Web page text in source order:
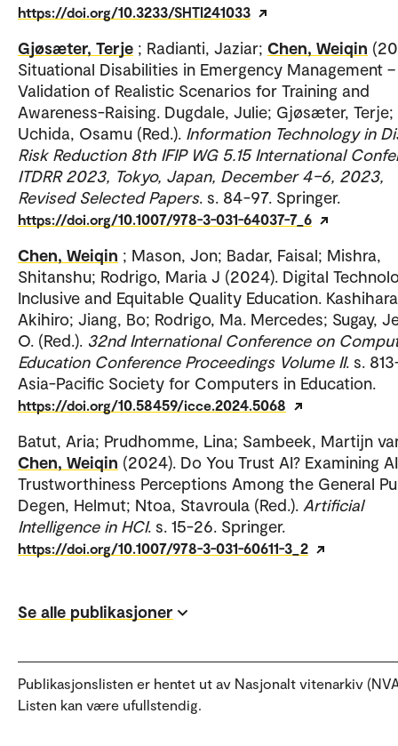
https://doi.org/10.3233/SHTI241033
Gjøsæter, Terje ; Radianti, Jaziar; Chen, Weiqin
Situational Disabilities in Emergency Management –
Validation of Realistic Scenarios for Training and
Awareness-Raising. Dugdale, Julie; Gjøsæter, Terje;
Uchida, Osamu (Red.). Information Technology in
Risk Reduction 8th IFIP WG 5.15 International
ITDRR 2023, Tokyo, Japan, December 4–6, 2023,
Revised Selected Papers. s. 84-97. Springer.
https://doi.org/10.1007/978-3-031-64037-7_6
Chen, Weiqin ; Mason, Jon; Badar, Faisal; Mishra,
Shitanshu; Rodrigo, Maria J (2024). Digital
Inclusive and Equitable Quality Education.
Akihiro; Jiang, Bo; Rodrigo, Ma. Mercedes; Sugay,
O. (Red.). 32nd International Conference on
Education Conference Proceedings Volume II. s.
Asia-Pacific Society for Computers in Education.
https://doi.org/10.58459/icce.2024.5068
Batut, Aria; Prudhomme, Lina; Sambeek, Martijn
Chen, Weiqin (2024). Do You Trust AI? Examining AI
Trustworthiness Perceptions Among the General
Degen, Helmut; Ntoa, Stavroula (Red.). Artificial
Intelligence in HCI. s. 15-26. Springer.
https://doi.org/10.1007/978-3-031-60611-3_2
Se alle publikasjoner
Publikasjonslisten er hentet ut av Nasjonalt vitenarkiv
Listen kan være ufullstendig.